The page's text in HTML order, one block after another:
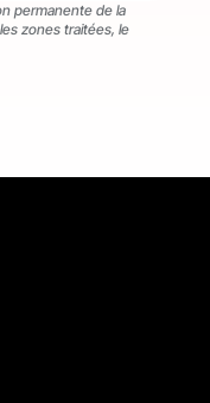
permanente de la
zones traitées, le